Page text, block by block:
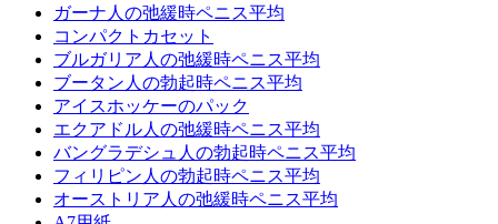
ガーナ人の弛緩時ペニス平均
コンパクトカセット
ブルガリア人の弛緩時ペニス平均
ブータン人の勃起時ペニス平均
アイスホッケーのパック
エクアドル人の弛緩時ペニス平均
バングラデシュ人の勃起時ペニス平均
フィリピン人の勃起時ペニス平均
オーストリア人の弛緩時ペニス平均